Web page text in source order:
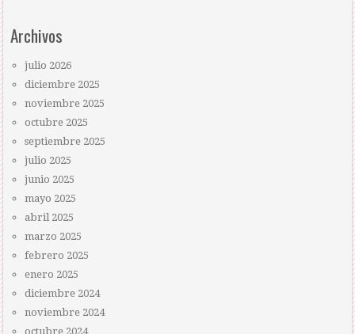
Archivos
julio 2026
diciembre 2025
noviembre 2025
octubre 2025
septiembre 2025
julio 2025
junio 2025
mayo 2025
abril 2025
marzo 2025
febrero 2025
enero 2025
diciembre 2024
noviembre 2024
octubre 2024